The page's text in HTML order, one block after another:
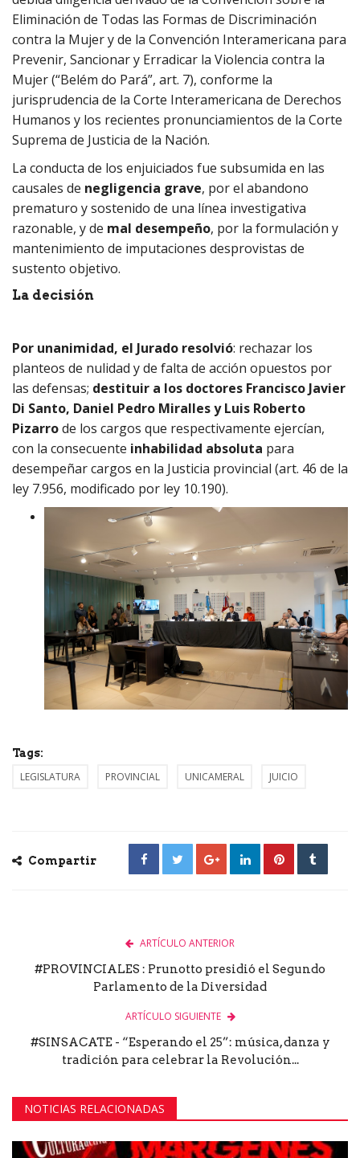
Eliminación de Todas las Formas de Discriminación
contra la Mujer y de la Convención Interamericana para
Prevenir, Sancionar y Erradicar la Violencia contra la
Mujer (“Belém do Pará”, art. 7), conforme la
jurisprudencia de la Corte Interamericana de Derechos
Humanos y los recientes pronunciamientos de la Corte
Suprema de Justicia de la Nación.
La conducta de los enjuiciados fue subsumida en las
causales de negligencia grave, por el abandono
prematuro y sostenido de una línea investigativa
razonable, y de mal desempeño, por la formulación y
mantenimiento de imputaciones desprovistas de
sustento objetivo.
La decisión
Por unanimidad, el Jurado resolvió: rechazar los
planteos de nulidad y de falta de acción opuestos por
las defensas; destituir a los doctores Francisco Javier
Di Santo, Daniel Pedro Miralles y Luis Roberto
Pizarrode los cargos que respectivamente ejercían,
con la consecuente inhabilidad absoluta para
desempeñar cargos en la Justicia provincial (art. 46 de la
ley 7.956, modificado por ley 10.190).
Tags:
LEGISLATURA PROVINCIAL UNICAMERAL JUICIO
Compartir
ARTÍCULO ANTERIOR
#PROVINCIALES : Prunotto presidió el Segundo
Parlamento de la Diversidad
ARTÍCULO SIGUIENTE
#SINSACATE - “Esperando el 25”: música, danza y
tradición para celebrar la Revolución...
NOTICIAS RELACIONADAS